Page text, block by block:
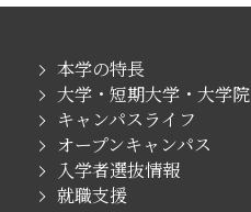
本学の特長
大学・短期大学・大学院
キャンパスライフ
オープンキャンパス
入学者選抜情報
就職支援